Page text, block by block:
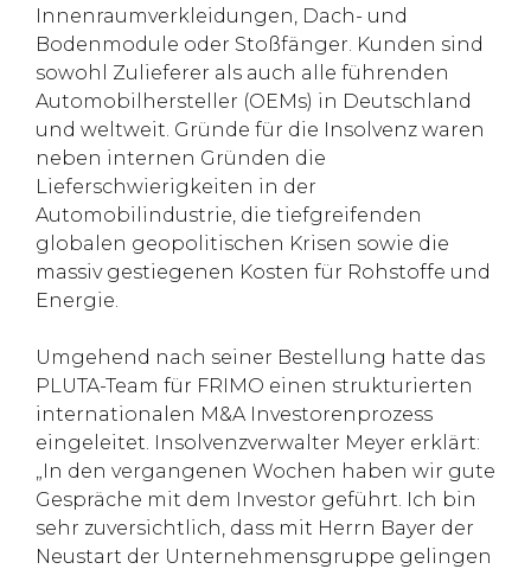
Innenraumverkleidungen, Dach- und
Bodenmodule oder Stoßfänger. Kunden sind
sowohl Zulieferer als auch alle führenden
Automobilhersteller (OEMs) in Deutschland
und weltweit. Gründe für die Insolvenz waren
neben internen Gründen die
Lieferschwierigkeiten in der
Automobilindustrie, die tiefgreifenden
globalen geopolitischen Krisen sowie die
massiv gestiegenen Kosten für Rohstoffe und
Energie.
Umgehend nach seiner Bestellung hatte das
PLUTA-Team für FRIMO einen strukturierten
internationalen M&A Investorenprozess
eingeleitet. Insolvenzverwalter Meyer erklärt:
„In den vergangenen Wochen haben wir gute
Gespräche mit dem Investor geführt. Ich bin
sehr zuversichtlich, dass mit Herrn Bayer der
Neustart der Unternehmensgruppe gelingen